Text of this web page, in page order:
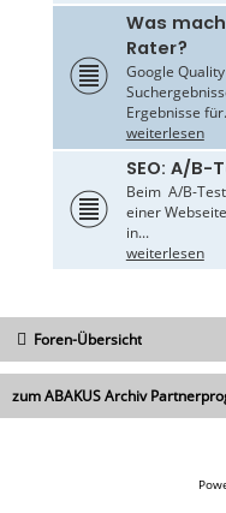
Was
Rater?
Google
Ergebnisse
weiterlesen
SEO: A/
Beim A/B-
einer
in...
weiterlesen
Foren-Übersicht
zum ABAKUS Archiv